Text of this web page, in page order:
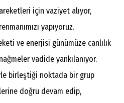
için vaziyet alıyor,
yapıyoruz.
ve enerjisi günümüze canlılık
vadide yankılanıyor.
birleştiği noktada bir grup
doğru devam edip,